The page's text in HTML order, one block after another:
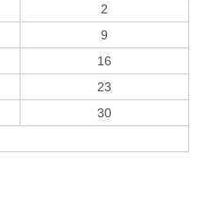
2
9
16
23
30